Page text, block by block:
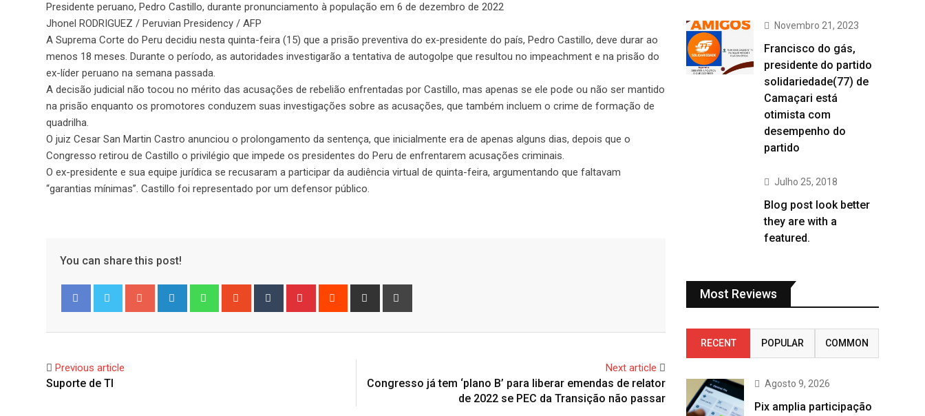
Presidente peruano, Pedro Castillo, durante pronunciamento à população em 6 de dezembro de 2022
Jhonel RODRIGUEZ / Peruvian Presidency / AFP
A Suprema Corte do Peru decidiu nesta quinta-feira (15) que a prisão preventiva do ex-presidente do país, Pedro Castillo, deve durar ao
menos 18 meses. Durante o período, as autoridades investigarão a tentativa de autogolpe que resultou no impeachment e na prisão do
ex-líder peruano na semana passada.
A decisão judicial não tocou no mérito das acusações de rebelião enfrentadas por Castillo, mas apenas se ele pode ou não ser mantido
na prisão enquanto os promotores conduzem suas investigações sobre as acusações, que também incluem o crime de formação de
quadrilha.
O juiz Cesar San Martin Castro anunciou o prolongamento da sentença, que inicialmente era de apenas alguns dias, depois que o
Congresso retirou de Castillo o privilégio que impede os presidentes do Peru de enfrentarem acusações criminais.
O ex-presidente e sua equipe jurídica se recusaram a participar da audiência virtual de quinta-feira, argumentando que faltavam
“garantias mínimas”. Castillo foi representado por um defensor público.
You can share this post!
Google+ LinkedIn WhatsappStumbleUpon
Tumblr Pinterest Reddit
Share
Previous article
Suporte de TI
Next article
Congresso já tem ‘plano B’ para liberar emendas de relator
de 2022 se PEC da Transição não passar
Novembro 21, 2023
Francisco do gás,
presidente do partido
solidariedade(77) de
Camaçari está
otimista com
desempenho do
partido
Julho 25, 2018
Blog post look better
they are with a
featured.
Most Reviews
RECENT POPULAR COMMON
Agosto 9, 2026
Pix amplia participação